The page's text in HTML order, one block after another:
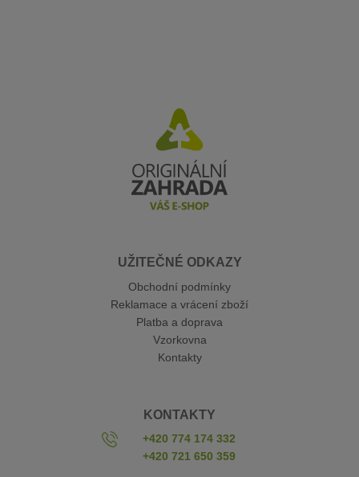
UŽITEČNÉ ODKAZY
Obchodní podmínky
Reklamace a vrácení zboží
Platba a doprava
Vzorkovna
Kontakty
KONTAKTY
+420 774 174 332
+420 721 650 359